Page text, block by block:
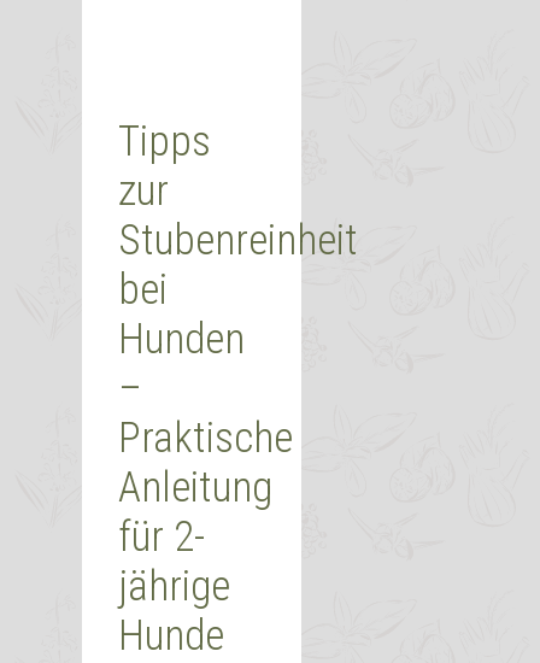
Tipps
zur
Stubenreinheit
bei
Hunden
–
Praktische
Anleitung
für 2-
jährige
Hunde